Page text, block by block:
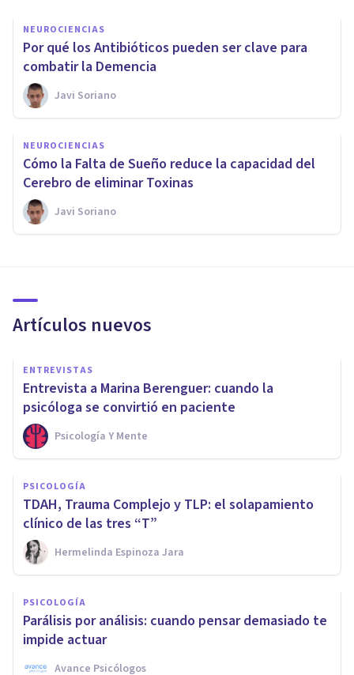
NEUROCIENCIAS
Por qué los Antibióticos pueden ser clave para
combatir la Demencia
Javi Soriano
NEUROCIENCIAS
Cómo la Falta de Sueño reduce la capacidad del
Cerebro de eliminar Toxinas
Javi Soriano
Artículos nuevos
ENTREVISTAS
Entrevista a Marina Berenguer: cuando la
psicóloga se convirtió en paciente
Psicología Y Mente
PSICOLOGÍA
TDAH, Trauma Complejo y TLP: el solapamiento
clínico de las tres “T”
Hermelinda Espinoza Jara
PSICOLOGÍA
Parálisis por análisis: cuando pensar demasiado te
impide actuar
Avance Psicólogos